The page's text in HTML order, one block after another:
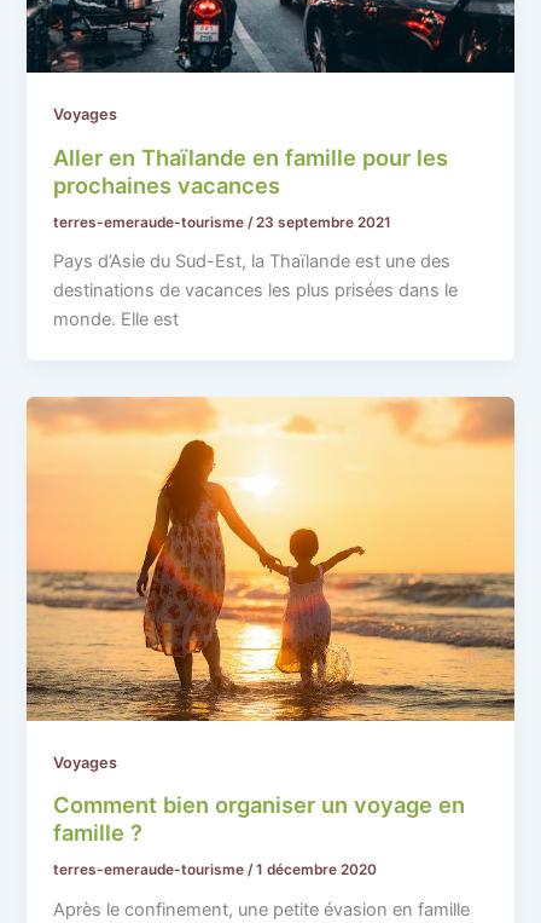
Voyages
Aller en Thaïlande en famille pour les
prochaines vacances
terres-emeraude-tourisme /23 septembre 2021
Pays d’Asie du Sud-Est, la Thaïlande est une des
destinations de vacances les plus prisées dans le
monde. Elle est
Voyages
Comment bien organiser un voyage en
famille ?
terres-emeraude-tourisme/1 décembre 2020
Après le confinement, une petite évasion en famille